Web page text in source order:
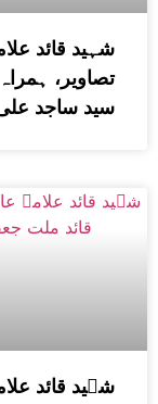
شہید قائد
تصاویر،
سید ساجد
شہید قائد